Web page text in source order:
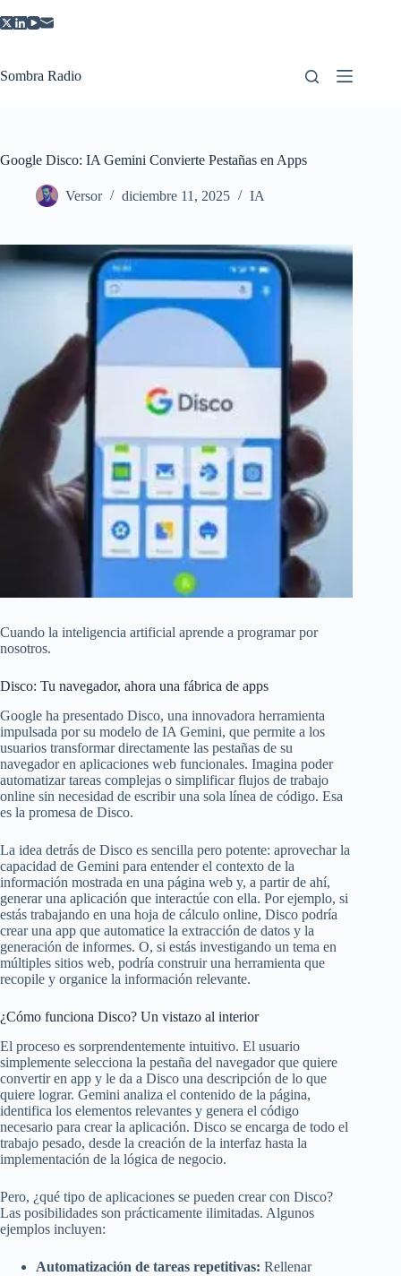
al
Sombra Radio
Google Disco: IA Gemini Convierte Pestañas en Apps
Versor diciembre 11, 2025 IA
Cuando la inteligencia artificial aprende a programar por
nosotros.
Disco: Tu navegador, ahora una fábrica de apps
Google ha presentado Disco, una innovadora herramienta
impulsada por su modelo de IA Gemini, que permite a los
usuarios transformar directamente las pestañas de su
navegador en aplicaciones web funcionales. Imagina poder
automatizar tareas complejas o simplificar flujos de trabajo
online sin necesidad de escribir una sola línea de código. Esa
es la promesa de Disco.
La idea detrás de Disco es sencilla pero potente: aprovechar la
capacidad de Gemini para entender el contexto de la
información mostrada en una página web y, a partir de ahí,
generar una aplicación que interactúe con ella. Por ejemplo, si
estás trabajando en una hoja de cálculo online, Disco podría
crear una app que automatice la extracción de datos y la
generación de informes. O, si estás investigando un tema en
múltiples sitios web, podría construir una herramienta que
recopile y organice la información relevante.
¿Cómo funciona Disco? Un vistazo al interior
El proceso es sorprendentemente intuitivo. El usuario
simplemente selecciona la pestaña del navegador que quiere
convertir en app y le da a Disco una descripción de lo que
quiere lograr. Gemini analiza el contenido de la página,
identifica los elementos relevantes y genera el código
necesario para crear la aplicación. Disco se encarga de todo el
trabajo pesado, desde la creación de la interfaz hasta la
implementación de la lógica de negocio.
Pero, ¿qué tipo de aplicaciones se pueden crear con Disco?
Las posibilidades son prácticamente ilimitadas. Algunos
ejemplos incluyen:
Automatización de tareas repetitivas: Rellenar